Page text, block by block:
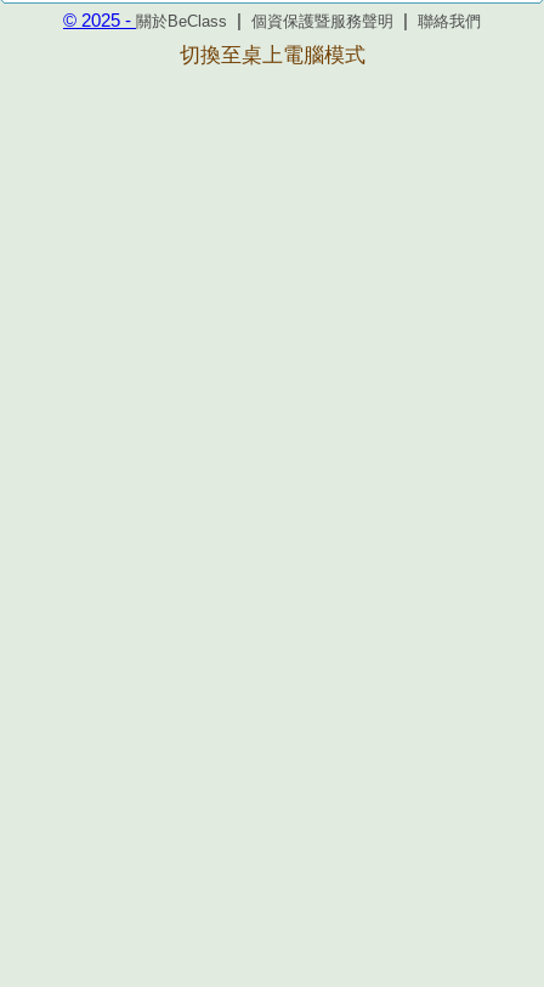
© 2025 - 關於BeClass 個資保護暨服務聲明 聯絡我們
切換至桌上電腦模式